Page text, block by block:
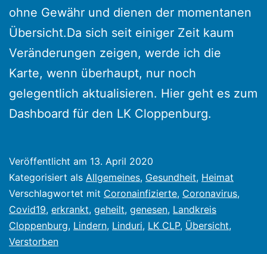
ohne Gewähr und dienen der momentanen
Übersicht.Da sich seit einiger Zeit kaum
Veränderungen zeigen, werde ich die
Karte, wenn überhaupt, nur noch
gelegentlich aktualisieren. Hier geht es zum
Dashboard für den LK Cloppenburg.
Veröffentlicht am 13. April 2020
Kategorisiert als Allgemeines, Gesundheit, Heimat
Verschlagwortet mit Coronainfizierte, Coronavirus,
Covid19, erkrankt, geheilt, genesen, Landkreis
Cloppenburg, Lindern, Linduri, LK CLP, Übersicht,
Verstorben